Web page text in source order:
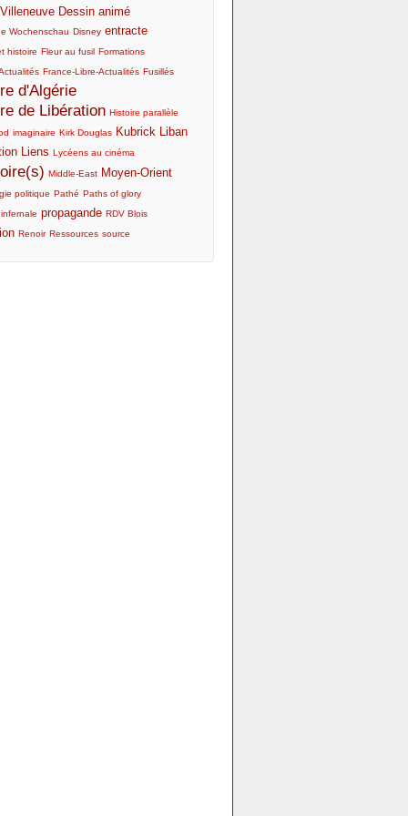
Dessin animé
Wochenschau Disney entracte
histoire Fleur au fusil Formations
France-Libre-Actualités Fusillés
d'Algérie
de Libération Histoire parallèle
imaginaire Kirk Douglas Kubrick Liban
Liens Lycéens au cinéma
Middle-East Moyen-Orient
politique Pathé Paths of glory
propagande RDV Blois
Renoir Ressources source